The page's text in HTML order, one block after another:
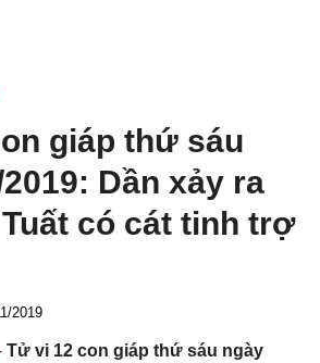
giáp thứ sáu
Dần xảy ra
có cát tinh trợ
2019
Tử vi 12 con giáp thứ sáu ngày